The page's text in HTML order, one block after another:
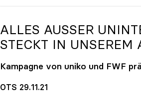
ALLES AUSSER
TECKT IN UNSEREM
Kampagne von uniko und FWF
OTS 29.11.21